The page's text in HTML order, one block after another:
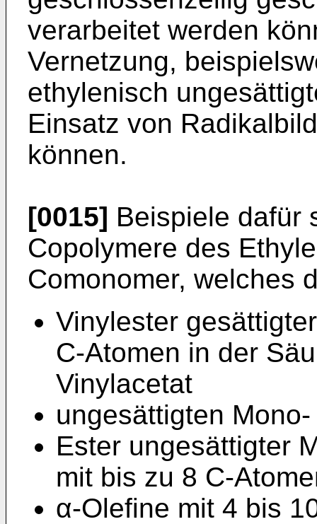
verarbeitet werden
Vernetzung,
ethylenisch
Einsatz von
können.
[0015] Beispiele dafür
Copolymere des
Comonomer, welches
Vinylester
C-Atomen in der
Vinylacetat
ungesättigten
Ester ungesättigter
mit bis zu 8 C-
α-Olefine mit 4 bis